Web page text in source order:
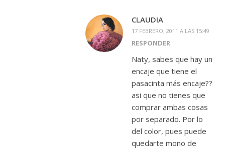
CLAUDIA
17 FEBRERO, 2011 A LAS 15:49
RESPONDER
Naty, sabes que hay un
encaje que tiene el
pasacinta más encaje??
asi que no tienes que
comprar ambas cosas
por separado. Por lo
del color, pues puede
quedarte mono de